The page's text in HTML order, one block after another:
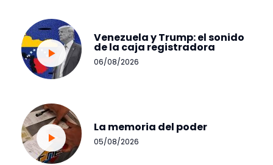
Venezuela y Trump: el sonido
de la caja registradora
06/08/2026
La memoria del poder
05/08/2026